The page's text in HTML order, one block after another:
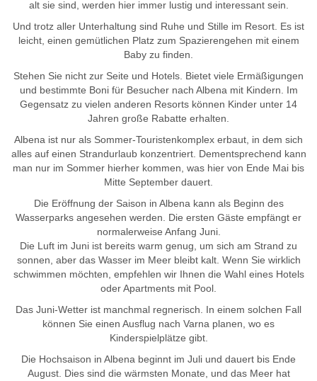
alt sie sind, werden hier immer lustig und interessant sein.
Und trotz aller Unterhaltung sind Ruhe und Stille im Resort. Es ist
leicht, einen gemütlichen Platz zum Spazierengehen mit einem
Baby zu finden.
Stehen Sie nicht zur Seite und Hotels. Bietet viele Ermäßigungen
und bestimmte Boni für Besucher nach Albena mit Kindern. Im
Gegensatz zu vielen anderen Resorts können Kinder unter 14
Jahren große Rabatte erhalten.
Albena ist nur als Sommer-Touristenkomplex erbaut, in dem sich
alles auf einen Strandurlaub konzentriert. Dementsprechend kann
man nur im Sommer hierher kommen, was hier von Ende Mai bis
Mitte September dauert.
Die Eröffnung der Saison in Albena kann als Beginn des
Wasserparks angesehen werden. Die ersten Gäste empfängt er
normalerweise Anfang Juni.
Die Luft im Juni ist bereits warm genug, um sich am Strand zu
sonnen, aber das Wasser im Meer bleibt kalt. Wenn Sie wirklich
schwimmen möchten, empfehlen wir Ihnen die Wahl eines Hotels
oder Apartments mit Pool.
Das Juni-Wetter ist manchmal regnerisch. In einem solchen Fall
können Sie einen Ausflug nach Varna planen, wo es
Kinderspielplätze gibt.
Die Hochsaison in Albena beginnt im Juli und dauert bis Ende
August. Dies sind die wärmsten Monate, und das Meer hat